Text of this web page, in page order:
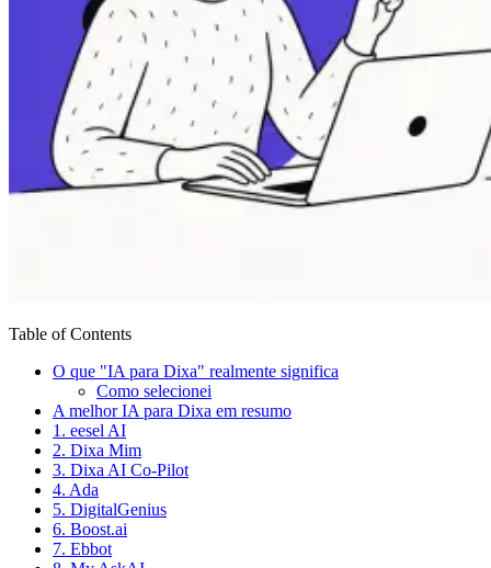
Table of Contents
O que "IA para Dixa" realmente significa
Como selecionei
A melhor IA para Dixa em resumo
1. eesel AI
2. Dixa Mim
3. Dixa AI Co-Pilot
4. Ada
5. DigitalGenius
6. Boost.ai
7. Ebbot